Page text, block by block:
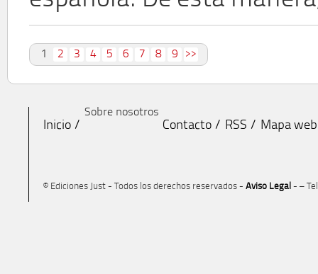
1 2 3 4 5 6 7 8 9 >>
Inicio
Sobre nosotros
Contacto RSS Mapa web
© Ediciones Just - Todos los derechos reservados - Aviso Legal - –